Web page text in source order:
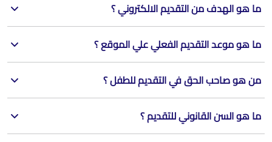
ما هو الهدف من التقديم الالكتروني ؟
ما هو موعد التقديم الفعلي علي الموقع ؟
من هو صاحب الحق في التقديم للطفل ؟
ما هو السن القانوني للتقديم ؟